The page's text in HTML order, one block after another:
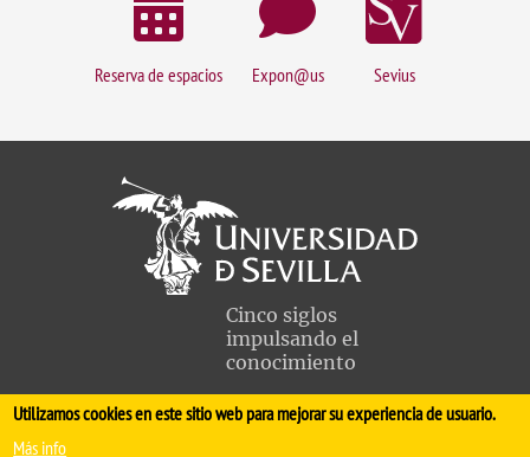
Reserva de espacios Expon@us Sevius
Cinco siglos
impulsando el
conocimiento
FACULTAD DE MEDICINA
Utilizamos cookies en este sitio web para mejorar su experiencia de usuario.
Más info